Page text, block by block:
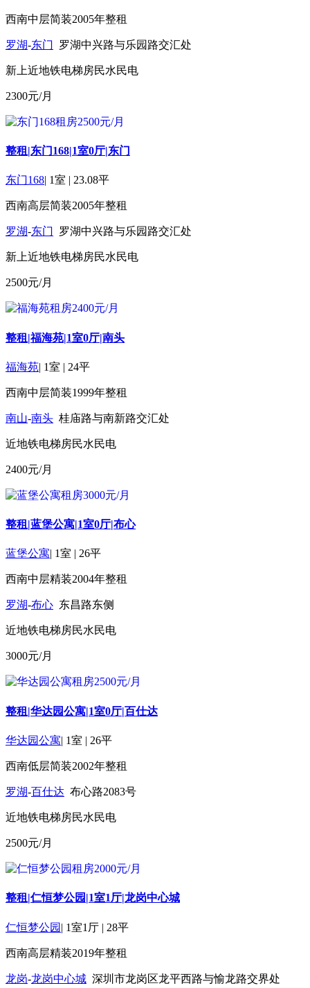
西南中层简装2005年整租
罗湖-东门 罗湖中兴路与乐园路交汇处
新上近地铁电梯房民水民电
2300元/月
整租|东门168|1室0厅|东门
东门168| 1室 | 23.08平
西南高层简装2005年整租
罗湖-东门 罗湖中兴路与乐园路交汇处
新上近地铁电梯房民水民电
2500元/月
整租|福海苑|1室0厅|南头
福海苑| 1室 | 24平
西南中层简装1999年整租
南山-南头 桂庙路与南新路交汇处
近地铁电梯房民水民电
2400元/月
整租|蓝堡公寓|1室0厅|布心
蓝堡公寓| 1室 | 26平
西南中层精装2004年整租
罗湖-布心 东昌路东侧
近地铁电梯房民水民电
3000元/月
整租|华达园公寓|1室0厅|百仕达
华达园公寓| 1室 | 26平
西南低层简装2002年整租
罗湖-百仕达 布心路2083号
近地铁电梯房民水民电
2500元/月
整租|仁恒梦公园|1室1厅|龙岗中心城
仁恒梦公园 | 1室1厅 | 28平
西南高层精装2019年整租
龙岗-龙岗中心城 深圳市龙岗区龙平西路与愉龙路交界处